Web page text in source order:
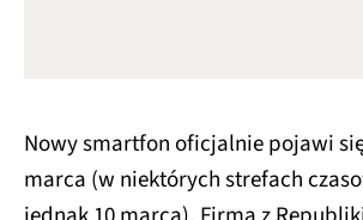
Nowy smartfon oficjalnie pojawi
marca (w niektórych strefach